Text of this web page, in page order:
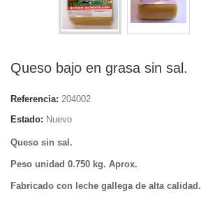
Queso bajo en grasa sin sal.
Referencia: 204002
Estado: Nuevo
Queso sin sal.
Peso unidad 0.750 kg. Aprox.
Fabricado con leche gallega de alta calidad.